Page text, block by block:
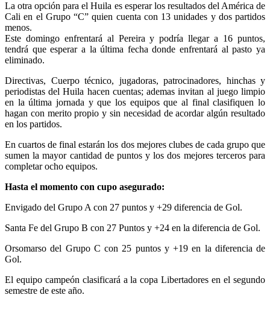
La otra opción para el Huila es esperar los resultados del América de
Cali en el Grupo “C” quien cuenta con 13 unidades y dos partidos
menos.
Este domingo enfrentará al Pereira y podría llegar a 16 puntos,
tendrá que esperar a la última fecha donde enfrentará al pasto ya
eliminado.
Directivas, Cuerpo técnico, jugadoras, patrocinadores, hinchas y
periodistas del Huila hacen cuentas; ademas invitan al juego limpio
en la última jornada y que los equipos que al final clasifiquen lo
hagan con merito propio y sin necesidad de acordar algún resultado
en los partidos.
En cuartos de final estarán los dos mejores clubes de cada grupo que
sumen la mayor cantidad de puntos y los dos mejores terceros para
completar ocho equipos.
Hasta el momento con cupo asegurado:
Envigado del Grupo A con 27 puntos y +29 diferencia de Gol.
Santa Fe del Grupo B con 27 Puntos y +24 en la diferencia de Gol.
Orsomarso del Grupo C con 25 puntos y +19 en la diferencia de
Gol.
El equipo campeón clasificará a la copa Libertadores en el segundo
semestre de este año.